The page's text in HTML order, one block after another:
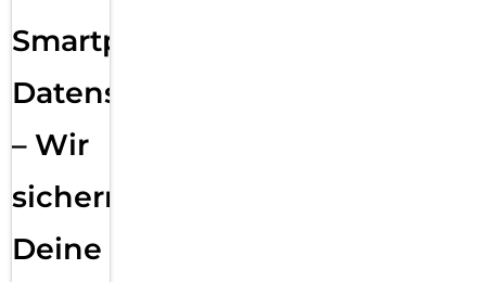
Smartphone
Datensicherung
– Wir
sichern
Deine